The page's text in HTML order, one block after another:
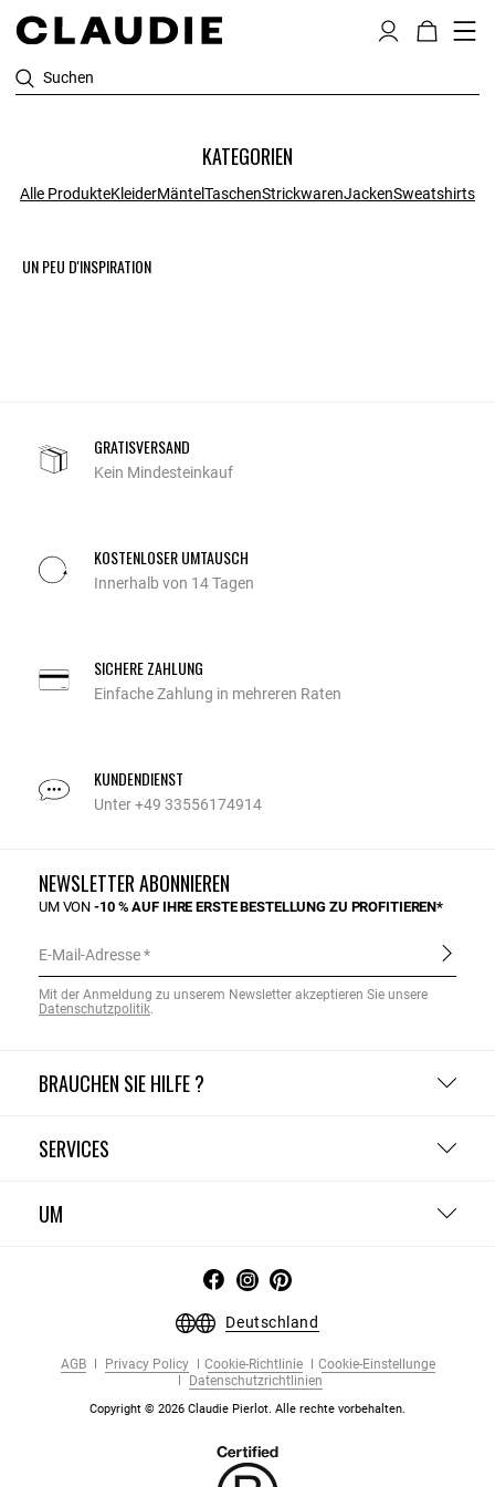
Suchen
KATEGORIEN
Alle ProdukteKleiderMäntelTaschenStrickwarenJackenSweatshirts
UN PEU D'INSPIRATION
GRATISVERSAND
Kein Mindesteinkauf
KOSTENLOSER UMTAUSCH
Innerhalb von 14 Tagen
SICHERE ZAHLUNG
Einfache Zahlung in mehreren Raten
KUNDENDIENST
Unter +49 33556174914
BRAUCHEN SIE HILFE ?
SERVICES
UM
NEWSLETTER ABONNIEREN
UM VON-10 % AUF IHRE ERSTE BESTELLUNG ZU PROFITIEREN*
E-Mail-Adresse
Mit der Anmeldung zu unserem Newsletter akzeptieren Sie unsere
Datenschutzpolitik.
Deutschland
AGB Privacy Policy Cookie-Richtlinie
Cookie-Einstellunge
Datenschutzrichtlinien
Copyright © 2026 Claudie Pierlot. Alle rechte vorbehalten.